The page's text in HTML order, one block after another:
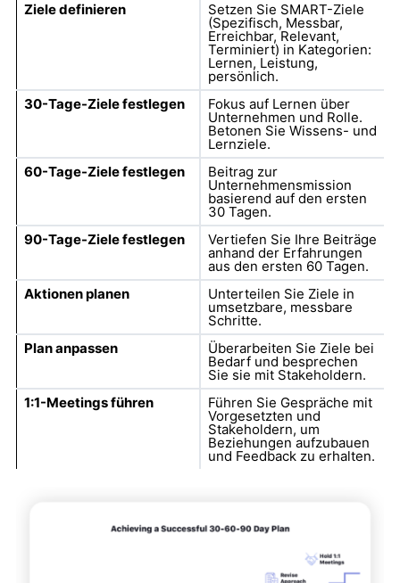
Ziele definieren
Setzen Sie SMART-Ziele
(Spezifisch, Messbar,
Erreichbar, Relevant,
Terminiert) in Kategorien:
Lernen, Leistung,
persönlich.
30-Tage-Ziele festlegen
Fokus auf Lernen über
Unternehmen und Rolle.
Betonen Sie Wissens- und
Lernziele.
60-Tage-Ziele festlegen
Beitrag zur
Unternehmensmission
basierend auf den ersten
30 Tagen.
90-Tage-Ziele festlegen
Vertiefen Sie Ihre Beiträge
anhand der Erfahrungen
aus den ersten 60 Tagen.
Aktionen planen
Unterteilen Sie Ziele in
umsetzbare, messbare
Schritte.
Plan anpassen
Überarbeiten Sie Ziele bei
Bedarf und besprechen
Sie sie mit Stakeholdern.
1:1-Meetings führen
Führen Sie Gespräche mit
Vorgesetzten und
Stakeholdern, um
Beziehungen aufzubauen
und Feedback zu erhalten.